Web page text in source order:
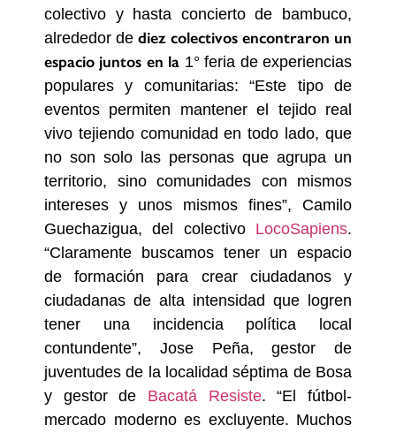
colectivo y hasta concierto de bambuco,
alrededor de diez colectivos encontraron un
espacio juntos en la 1° feria de experiencias
populares y comunitarias: “Este tipo de
eventos permiten mantener el tejido real
vivo tejiendo comunidad en todo lado, que
no son solo las personas que agrupa un
territorio, sino comunidades con mismos
intereses y unos mismos fines”, Camilo
Guechazigua, del colectivo LocoSapiens.
“Claramente buscamos tener un espacio
de formación para crear ciudadanos y
ciudadanas de alta intensidad que logren
tener una incidencia política local
contundente”, Jose Peña, gestor de
juventudes de la localidad séptima de Bosa
y gestor de Bacatá Resiste. “El fútbol-
mercado moderno es excluyente. Muchos